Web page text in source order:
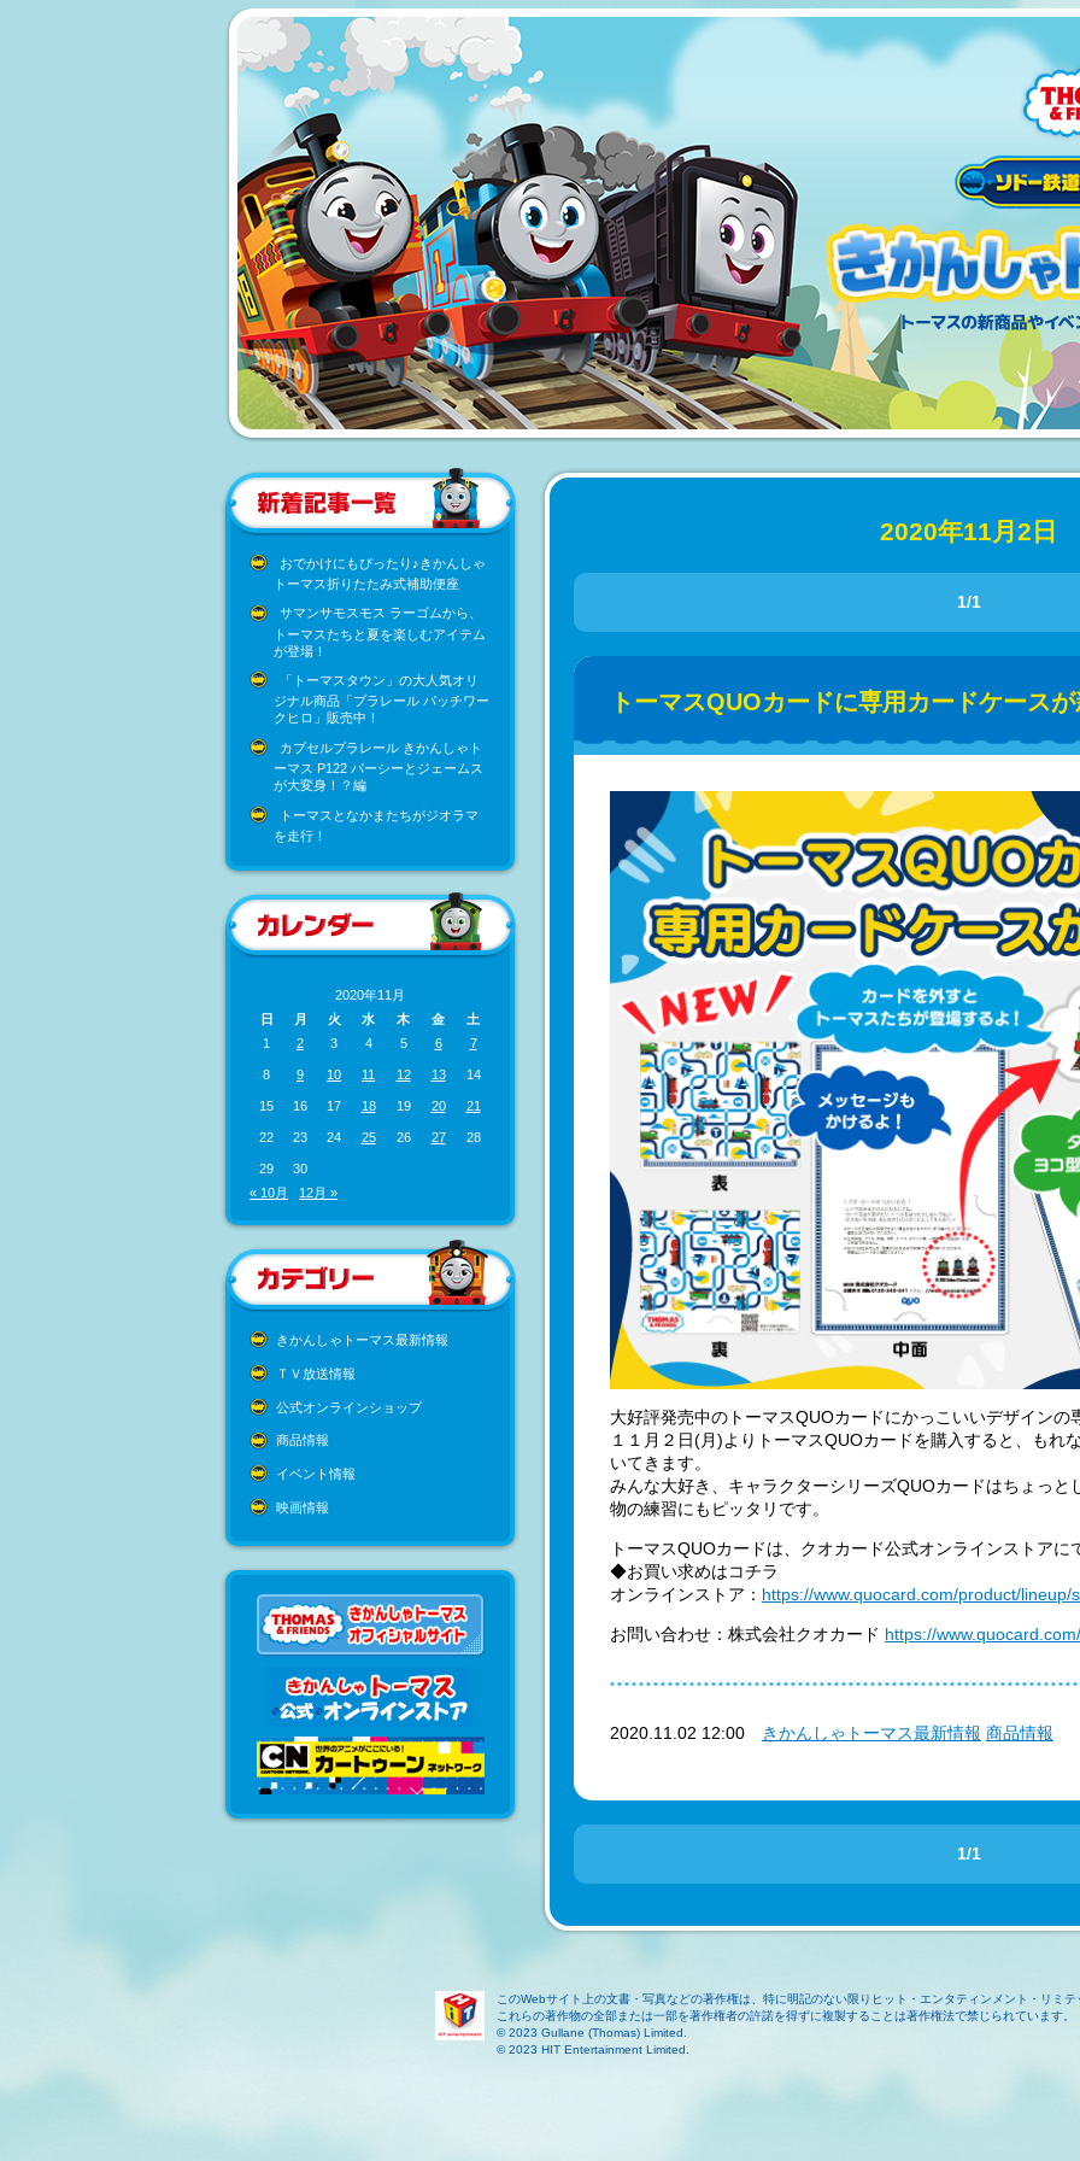
おでかけにもぴったり♪きかんしゃ
トーマス折りたたみ式補助便座
サマンサモスモス ラーゴムから、
トーマスたちと夏を楽しむアイテム
が登場！
「トーマスタウン」の大人気オリ
ジナル商品「プラレール パッチワー
クヒロ」販売中！
カプセルプラレール きかんしゃト
ーマス P122 パーシーとジェームス
が大変身！？編
トーマスとなかまたちがジオラマ
を走行！
2020年11月
日
月 火 水 木 金
土
1
2 3 4 5 6 7
8 9 10 11 12 13 14
15 16 17 18 19 20 21
22 23 24 25 26 27 28
29
30
« 10月
12月 »
きかんしゃトーマス最新情報
ＴＶ放送情報
公式オンラインショップ
商品情報
イベント情報
映画情報
2020年11月2日
1/1
トーマスQUOカードに専用カードケース
大好評発売中のトーマスQUOカードにかっこいいデザインの
１１月２日(月)よりトーマスQUOカードを購入すると、もれ
いてきます。
みんな大好き、キャラクターシリーズQUOカードはちょっと
物の練習にもピッタリです。
トーマスQUOカードは、クオカード公式オンラインストアに
◆お買い求めはコチラ
オンラインストア： https://www.quocard.com/product/
お問い合わせ：株式会社クオカード https://
2020.11.02 12:00 きかんしゃトーマス最新情報 商品情報
1/1
このWebサイト上の文書・写真などの著作権は、特に明記のない限りヒット・エンタティンメント・リミ
これらの著作物の全部または一部を著作権者の許諾を得ずに複製することは著作権法で禁じられています。
© 2023 Gullane (Thomas) Limited.
© 2023 HIT Entertainment Limited.